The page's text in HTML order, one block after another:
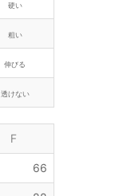
硬い
粗い
伸びる
透けない
F
66